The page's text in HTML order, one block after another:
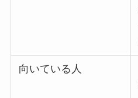
向いている人